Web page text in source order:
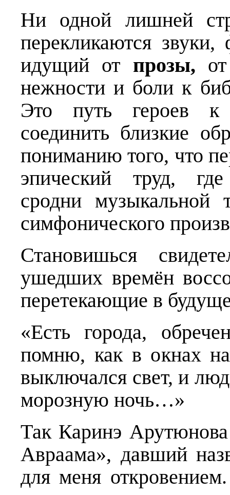
Ни одной лишней
перекликаются
идущий от прозы,
нежности и боли к
Это путь героев к
соединить близкие
пониманию того, что
эпический труд, где
сродни музыкальной
симфонического
Становишься
ушедших времён
перетекающие в
«Есть города,
помню, как в окнах
выключался свет, и
морозную ночь…»
Так Каринэ Арутюнова
Авраама», давший
для меня